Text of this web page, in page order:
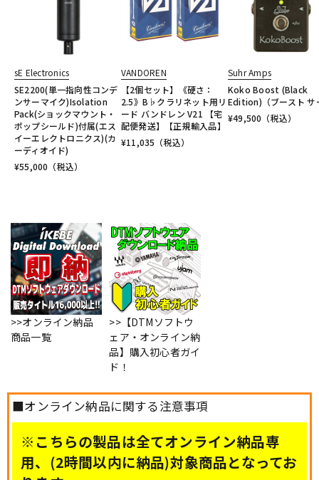
sE Electronics
SE2200(単一指向性コンデ
ンサーマイク)Isolation
Pack(ショックマウント・
ポップシールド)付属(エス
イーエレクトロニクス)(カ
ーディオイド)
¥55,000 （税込）
VANDOREN
【2個セット】《硬さ：
2.5》B♭クラリネット用リ
ード バンドレン V21 【宅
配便発送】【正規輸入品】
¥11,035 （税込）
Suhr Amps
Koko Boost (Black
Edition)（ブースト サ
¥49,500 （税込）
>>オンライン納品
商品一覧
>>【DTMソフトウ
ェア・オンライン納
品】購入初心者ガイ
ド！
■オンライン納品に関する注意事項
※こちらの製品は全てオンライン納品専
用、(2時間以内に納品)対象商品となってお